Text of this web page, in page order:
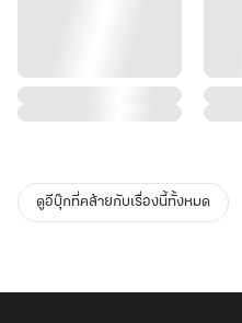
ดูอีบุ๊กที่คล้ายกับเรื่องนี้ทั้งหมด